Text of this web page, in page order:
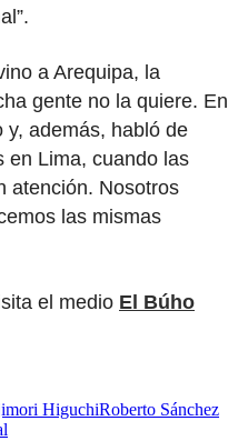
a Arequipa, la
gente no la quiere. En
y, además, habló de
en Lima, cuando las
atención. Nosotros
las mismas
el medio El Búho
HiguchiRoberto Sánchez